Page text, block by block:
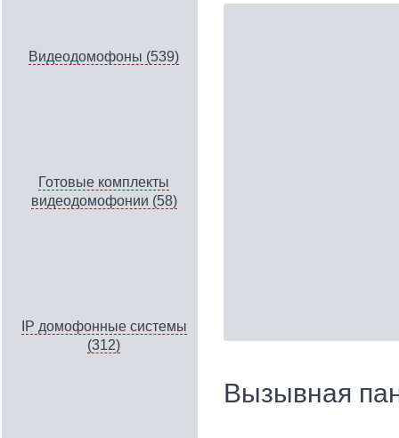
Видеодомофоны (539)
Готовые комплекты
видеодомофонии (58)
IP домофонные системы
(312)
Вызывная